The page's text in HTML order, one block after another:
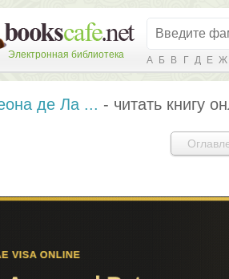
Электронная библиотека А Б В Г Д Е Ж
де Ла ... - читать книгу